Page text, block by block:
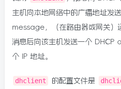
主机向本地网络中的广播地址发
message，（在路由器或网关）
消息后向该主机发送一个
个 IP 地址。
dhclient 的配置文件是